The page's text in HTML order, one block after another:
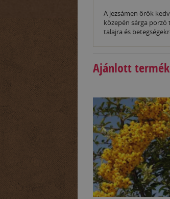
A jezsámen örök
közepén sárga
talajra és
Ajánlott